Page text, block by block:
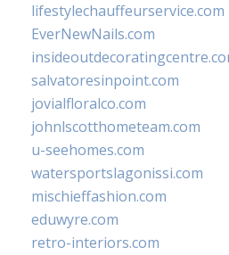
lifestylechauffeurservice.com
EverNewNails.com
salvatoresinpoint.com
jovialfloralco.com
johnlscotthometeam.com
u-seehomes.com
watersportslagonissi.com
mischieffashion.com
eduwyre.com
retro-interiors.com